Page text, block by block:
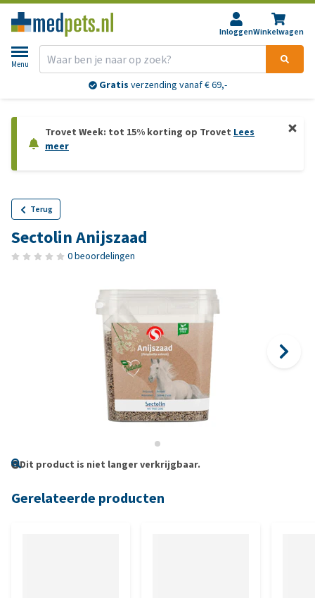
InloggenWinkelwagen
Menu
Gratis verzending vanaf € 69,-
Trovet Week: tot 15% korting op Trovet Lees
meer
Terug
Sectolin Anijszaad
0 beoordelingen
Dit product is niet langer verkrijgbaar.
Gerelateerde producten